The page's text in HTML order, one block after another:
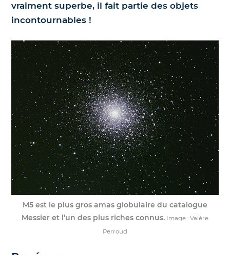
vraiment superbe, il fait partie des objets
incontournables !
M5 est le plus gros amas globulaire du catalogue
Messier et l’un des plus riches connus. Image : Valère
Perroud